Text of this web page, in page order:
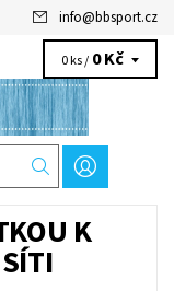
info@bbsport.cz
0 ks / 0 Kč
K